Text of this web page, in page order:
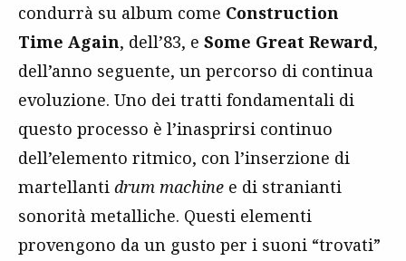
condurrà su album come Construction
Time Again, dell’83, e Some Great Reward,
dell’anno seguente, un percorso di continua
evoluzione. Uno dei tratti fondamentali di
questo processo è l’inasprirsi continuo
dell’elemento ritmico, con l’inserzione di
martellanti drum machine e di stranianti
sonorità metalliche. Questi elementi
provengono da un gusto per i suoni “trovati”